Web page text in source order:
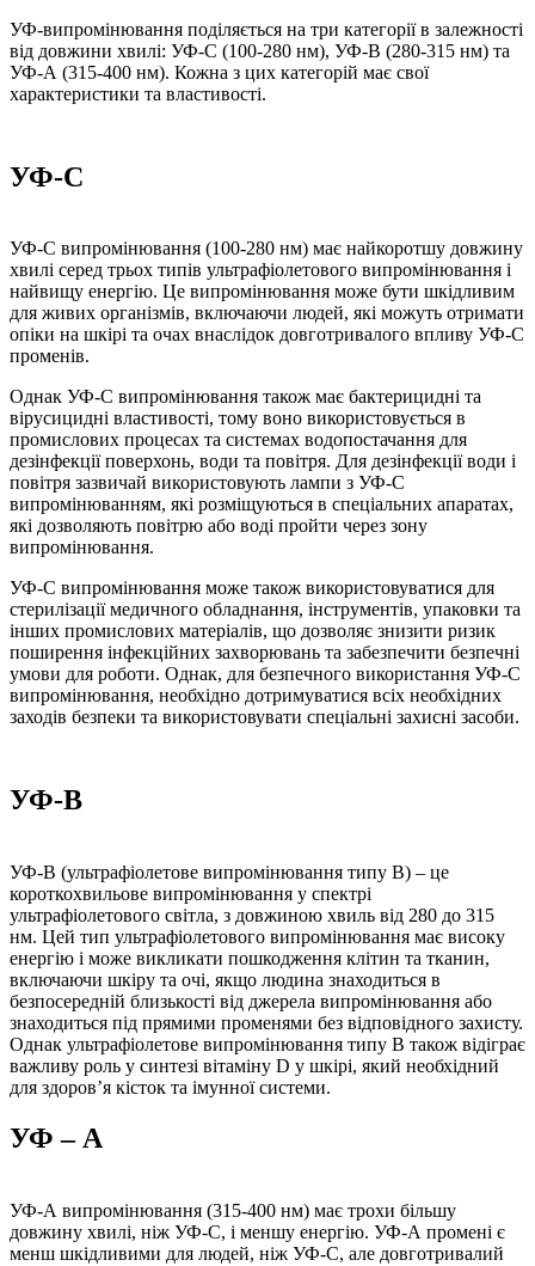
УФ-випромінювання поділяється на три категорії в залежності
від довжини хвилі: УФ-С (100-280 нм), УФ-В (280-315 нм) та
УФ-А (315-400 нм). Кожна з цих категорій має свої
характеристики та властивості.
УФ-С
УФ-С випромінювання (100-280 нм) має найкоротшу довжину
хвилі серед трьох типів ультрафіолетового випромінювання і
найвищу енергію. Це випромінювання може бути шкідливим
для живих організмів, включаючи людей, які можуть отримати
опіки на шкірі та очах внаслідок довготривалого впливу УФ-С
променів.
Однак УФ-С випромінювання також має бактерицидні та
вірусицидні властивості, тому воно використовується в
промислових процесах та системах водопостачання для
дезінфекції поверхонь, води та повітря. Для дезінфекції води і
повітря зазвичай використовують лампи з УФ-С
випромінюванням, які розміщуються в спеціальних апаратах,
які дозволяють повітрю або воді пройти через зону
випромінювання.
УФ-С випромінювання може також використовуватися для
стерилізації медичного обладнання, інструментів, упаковки та
інших промислових матеріалів, що дозволяє знизити ризик
поширення інфекційних захворювань та забезпечити безпечні
умови для роботи. Однак, для безпечного використання УФ-С
випромінювання, необхідно дотримуватися всіх необхідних
заходів безпеки та використовувати спеціальні захисні засоби.
УФ-В
УФ-В (ультрафіолетове випромінювання типу B) – це
короткохвильове випромінювання у спектрі
ультрафіолетового світла, з довжиною хвиль від 280 до 315
нм. Цей тип ультрафіолетового випромінювання має високу
енергію і може викликати пошкодження клітин та тканин,
включаючи шкіру та очі, якщо людина знаходиться в
безпосередній близькості від джерела випромінювання або
знаходиться під прямими променями без відповідного захисту.
Однак ультрафіолетове випромінювання типу В також відіграє
важливу роль у синтезі вітаміну D у шкірі, який необхідний
для здоров’я кісток та імунної системи.
УФ – А
УФ-А випромінювання (315-400 нм) має трохи більшу
довжину хвилі, ніж УФ-С, і меншу енергію. УФ-А промені є
менш шкідливими для людей, ніж УФ-С, але довготривалий